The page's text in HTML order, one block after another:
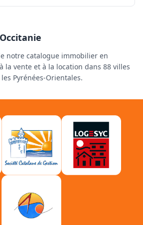
notre catalogue immobilier en
à la vente et à la location dans 88 villes
Pyrénées-Orientales.